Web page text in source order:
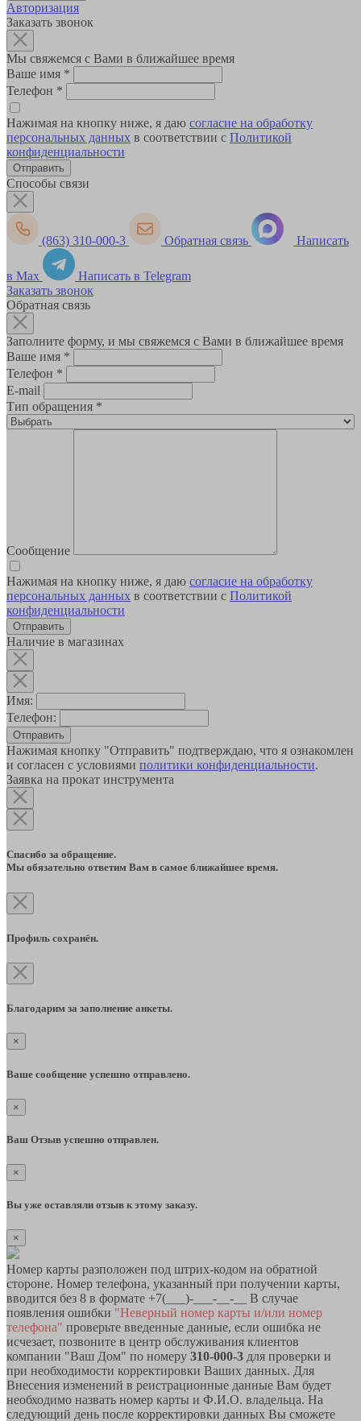
Авторизация
Заказать звонок
Мы свяжемся с Вами в ближайшее время
Ваше имя *
Телефон *
Нажимая на кнопку ниже, я даю согласие на обработку
персональных данных в соответствии с Политикой
конфиденциальности
Способы связи
(863) 310-000-3 Обратная связь Написать
в Max
Написать в Telegram
Заказать звонок
Обратная связь
Заполните форму, и мы свяжемся с Вами в ближайшее время
Ваше имя *
Телефон *
E-mail
Тип обращения *
Сообщение
Нажимая на кнопку ниже, я даю согласие на обработку
персональных данных в соответствии с Политикой
конфиденциальности
Наличие в магазинах
Имя:
Телефон:
Отправить
Нажимая кнопку "Отправить" подтверждаю, что я ознакомлен
и согласен с условиями политики конфиденциальности.
Заявка на прокат инструмента
Спасибо за обращение.
Мы обязательно ответим Вам в самое ближайшее время.
Профиль сохранён.
Благодарим за заполнение анкеты.
×
Ваше сообщение успешно отправлено.
×
Ваш Отзыв успешно отправлен.
×
Вы уже оставляли отзыв к этому заказу.
×
Номер карты разположен под штрих-кодом на обратной
стороне. Номер телефона, указанный при получении карты,
вводится без 8 в формате +7(___)-___-__-__ В случае
появления ошибки "Неверный номер карты и/или номер
телефона" проверьте введенные данные, если ошибка не
исчезает, позвоните в центр обслуживания клиентов
компании "Ваш Дом" по номеру 310-000-3 для проверки и
при необходимости корректировки Ваших данных. Для
Внесения изменений в реистрационные данные Вам будет
необходимо назвать номер карты и Ф.И.О. владельца. На
следующий день после корректировки данных Вы сможете